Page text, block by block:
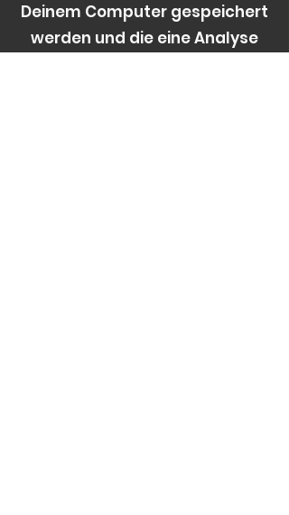
Deinem Computer gespeichert
werden und die eine Analyse